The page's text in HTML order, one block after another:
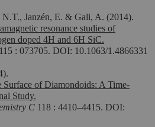
Janzén, E. & Gali, A. (2014).
resonance studies of
doped 4H and 6H SiC.
115 : 073705. DOI: 10.1063/1.4866331
of Diamondoids: A Time-
Study.
C 118 : 4410–4415. DOI: